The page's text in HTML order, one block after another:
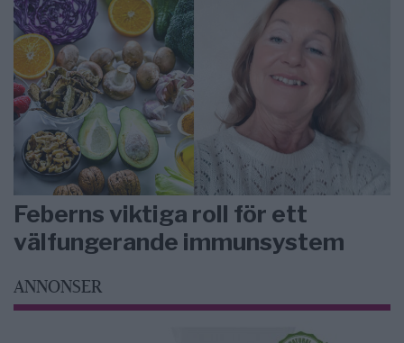
Feberns viktiga roll för ett
välfungerande immunsystem
ANNONSER